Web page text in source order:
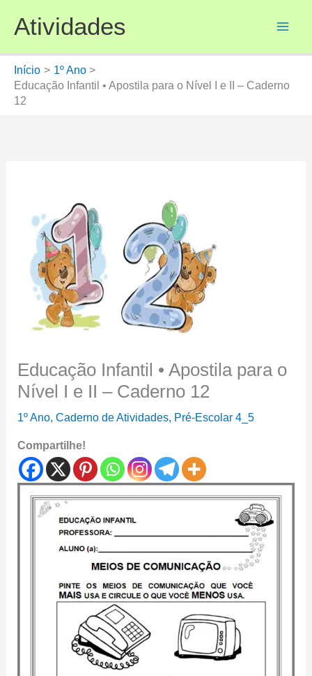
para
conteúdo
Atividades
Início
1º Ano
Educação Infantil • Apostila para o Nível I e II – Caderno
12
Educação Infantil • Apostila para o
Nível I e II – Caderno 12
1º Ano, Caderno de Atividades, Pré-Escolar 4_5
Compartilhe!